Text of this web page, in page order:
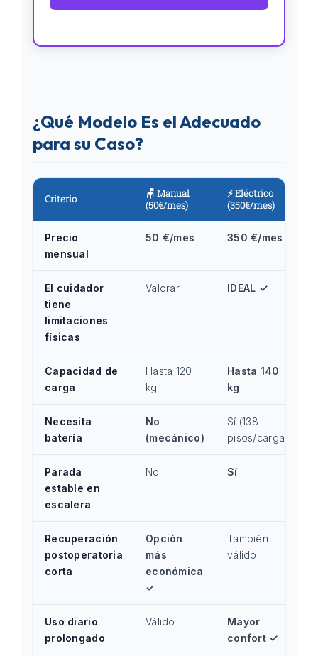
¿Qué Modelo Es el Adecuado
para su Caso?
Criterio
🪑 Manual
(50€/mes)
⚡ Eléctrico
(350€/mes)
Precio
mensual
50 €/mes 350 €/mes
El cuidador
tiene
limitaciones
físicas
Valorar IDEAL ✓
Capacidad de
carga
Hasta 120
kg
Hasta 140
kg
Necesita
batería
No
(mecánico)
Sí (138
pisos/carga)
Parada
estable en
escalera
No Sí
Recuperación
postoperatoria
corta
Opción
más
económica
✓
También
válido
Uso diario
prolongado
Válido
Mayor
confort ✓